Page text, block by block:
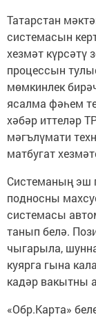
Татарстан
системасын
хезмәт күрсәтү
процессын
мөмкинлек
ясалма фәһем
хәбәр иттеләр
мәгълүмати
матбугат
Системаның эш
подносны
системасы
танып белә.
чыгарыла,
куярга гына
кадәр вакытны
«Обр.Карта»